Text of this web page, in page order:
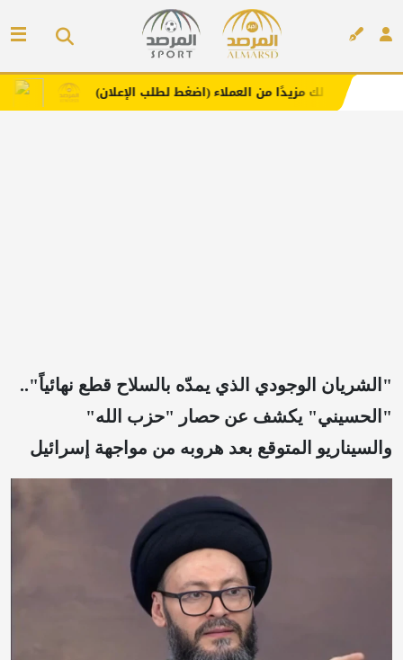
مفارش مزيدًا من العملاء (اضغط لطلب الإعلان)
"الشريان الوجودي الذي يمدّه بالسلاح قطع نهائياً"..
"الحسيني" يكشف عن حصار "حزب الله"
والسيناريو المتوقع بعد هروبه من مواجهة إسرائيل